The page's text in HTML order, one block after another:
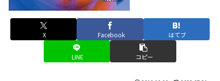
X Facebook はてブ
LINE コピー